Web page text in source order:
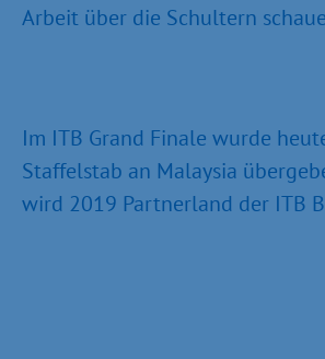
Arbeit über die Schultern
Im ITB Grand Finale wurde
Staffelstab an Malaysia
wird 2019 Partnerland der ITB